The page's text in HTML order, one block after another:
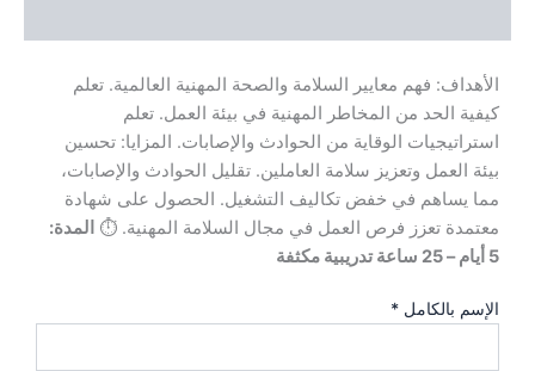
الأهداف: فهم معايير السلامة والصحة المهنية العالمية. تعلم
كيفية الحد من المخاطر المهنية في بيئة العمل. تعلم
استراتيجيات الوقاية من الحوادث والإصابات. المزايا: تحسين
بيئة العمل وتعزيز سلامة العاملين. تقليل الحوادث والإصابات،
مما يساهم في خفض تكاليف التشغيل. الحصول على شهادة
معتمدة تعزز فرص العمل في مجال السلامة المهنية. ⏱️ المدة:
5 أيام – 25 ساعة تدريبية مكثفة
الإسم بالكامل *